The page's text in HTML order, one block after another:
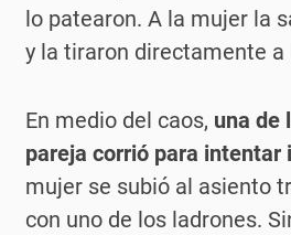
lo patearon. A la mujer la
y la tiraron directamente a
En medio del caos, una de
pareja corrió para intentar
mujer se subió al asiento
con uno de los ladrones.